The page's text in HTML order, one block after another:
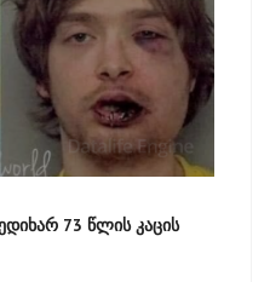
73 წლის კაცის